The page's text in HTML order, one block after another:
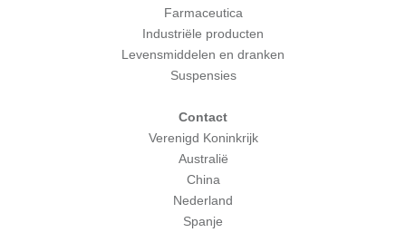
Farmaceutica
Industriële producten
Levensmiddelen en dranken
Suspensies
Contact
Verenigd Koninkrijk
Australië
China
Nederland
Spanje